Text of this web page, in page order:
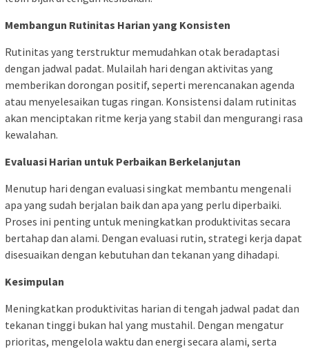
Membangun Rutinitas Harian yang Konsisten
Rutinitas yang terstruktur memudahkan otak beradaptasi
dengan jadwal padat. Mulailah hari dengan aktivitas yang
memberikan dorongan positif, seperti merencanakan agenda
atau menyelesaikan tugas ringan. Konsistensi dalam rutinitas
akan menciptakan ritme kerja yang stabil dan mengurangi rasa
kewalahan.
Evaluasi Harian untuk Perbaikan Berkelanjutan
Menutup hari dengan evaluasi singkat membantu mengenali
apa yang sudah berjalan baik dan apa yang perlu diperbaiki.
Proses ini penting untuk meningkatkan produktivitas secara
bertahap dan alami. Dengan evaluasi rutin, strategi kerja dapat
disesuaikan dengan kebutuhan dan tekanan yang dihadapi.
Kesimpulan
Meningkatkan produktivitas harian di tengah jadwal padat dan
tekanan tinggi bukan hal yang mustahil. Dengan mengatur
prioritas, mengelola waktu dan energi secara alami, serta